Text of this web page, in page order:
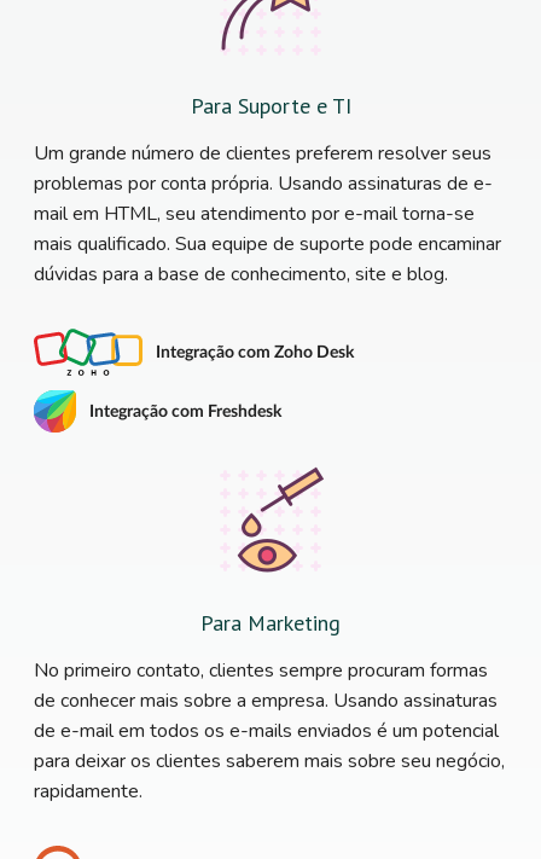
Para Suporte e TI
Um grande número de clientes preferem resolver seus
problemas por conta própria. Usando assinaturas de e-
mail em HTML, seu atendimento por e-mail torna-se
mais qualificado. Sua equipe de suporte pode encaminar
dúvidas para a base de conhecimento, site e blog.
Integração com Zoho Desk
Integração com Freshdesk
Para Marketing
No primeiro contato, clientes sempre procuram formas
de conhecer mais sobre a empresa. Usando assinaturas
de e-mail em todos os e-mails enviados é um potencial
para deixar os clientes saberem mais sobre seu negócio,
rapidamente.